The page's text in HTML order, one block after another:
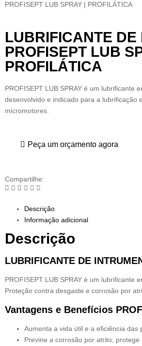
PROFISEPT LUB SPRAY | PROFILÁTICA
LUBRIFICANTE DE
PROFISEPT LUB
PROFILÁTICA
PROFISEPT LUB SPRAY é um lubrificante
desenvolvido e indicado para a lubrificação
micromotores.
Peça um orçamento agora
Compartilhe:
Descrição
Informação adicional
Descrição
LUBRIFICANTE DE
PROFISEPT LUB SPRAY é um lubrificante
Proteção contra desgaste e corrosão por
Vantagens e Benefícios
Aumenta a vida útil e a eficiência das
Previne a corrosão por atrito,